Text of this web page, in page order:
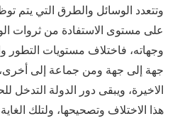
وتتعدد الوسائل والطرق التي يتم
على مستوى الاستفادة من ثروات
وجهاته، فاختلاف مستويات التطور
جهة إلى جهة ومن جماعة إلى
الاخيرة، ويبقى دور الدولة التدخل
هذا الاختلاف وتصحيحها، ولتلك